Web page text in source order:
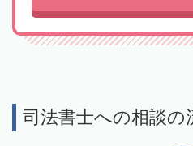
司法書士への相談の